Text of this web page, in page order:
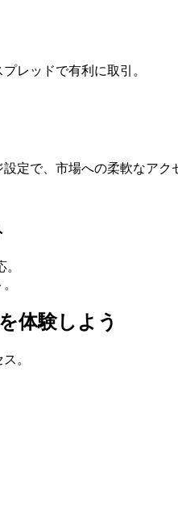
プレッドで有利に取引。
定で、 市場への柔軟なアク
体験しよう
。